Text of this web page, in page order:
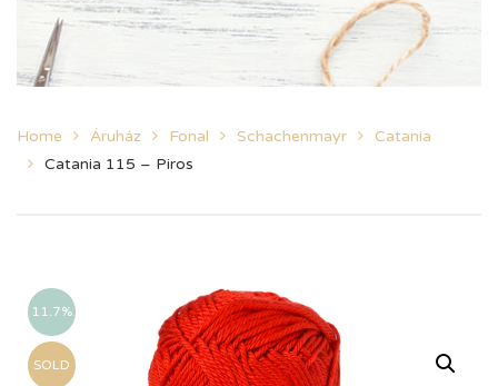
Home Áruház Fonal Schachenmayr
Catania
Catania 115 – Piros
11.7%
SOLD